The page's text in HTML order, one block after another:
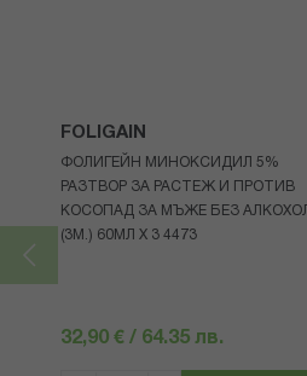
FOLIGAIN
ФОЛИГЕЙН МИНОКСИДИЛ 5%
РАЗТВОР ЗА РАСТЕЖ И ПРОТИВ
КОСОПАД ЗА МЪЖЕ БЕЗ АЛКОХОЛ
(3М.) 60МЛ X 3 4473
32,90 € / 64.35 лв.